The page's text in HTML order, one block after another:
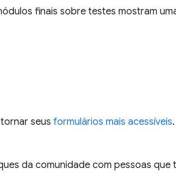
finais sobre testes mostram
seus formulários mais acessíveis
da comunidade com pessoas que